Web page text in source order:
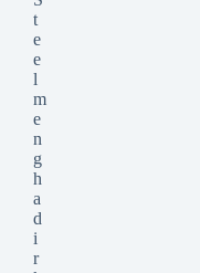
t
e
e
l
m
e
n
g
h
a
d
i
r